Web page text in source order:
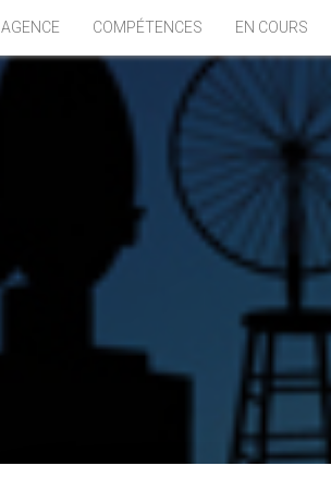
AGENCE COMPÉTENCES EN COURS